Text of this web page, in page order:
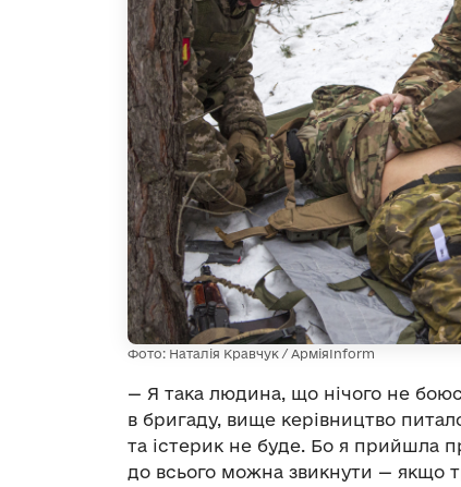
Фото: Наталія Кравчук / АрміяInform
— Я така людина, що нічого не
в бригаду, вище керівництво
та істерик не буде. Бо я прийшла
до всього можна звикнути — якщо